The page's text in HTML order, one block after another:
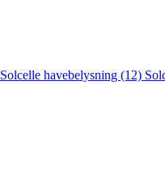
Solcelle havebelysning (12)